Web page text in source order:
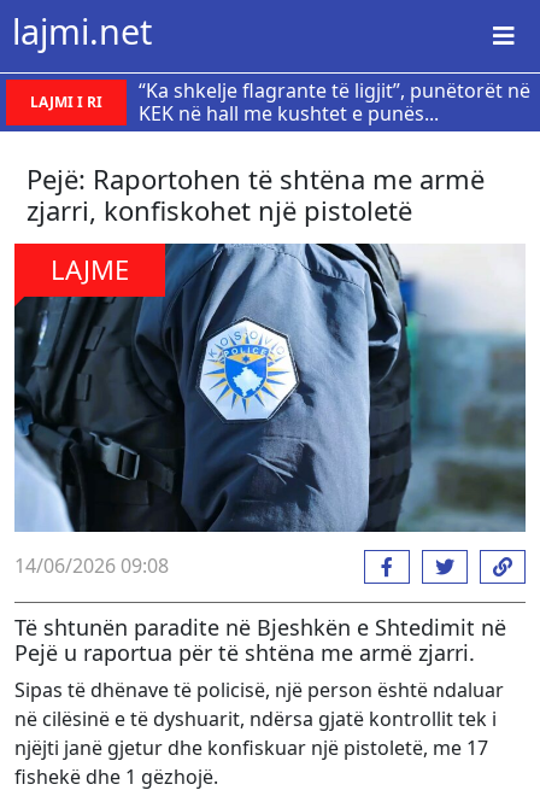
lajmi.net
LAJMI I RI
“Ka shkelje flagrante të ligjit”, punëtorët në
KEK në hall me kushtet e punës...
Pejë: Raportohen të shtëna me armë
zjarri, konfiskohet një pistoletë
LAJME
14/06/2026 09:08
Të shtunën paradite në Bjeshkën e Shtedimit në
Pejë u raportua për të shtëna me armë zjarri.
Sipas të dhënave të policisë, një person është ndaluar
në cilësinë e të dyshuarit, ndërsa gjatë kontrollit tek i
njëjti janë gjetur dhe konfiskuar një pistoletë, me 17
fishekë dhe 1 gëzhojë.